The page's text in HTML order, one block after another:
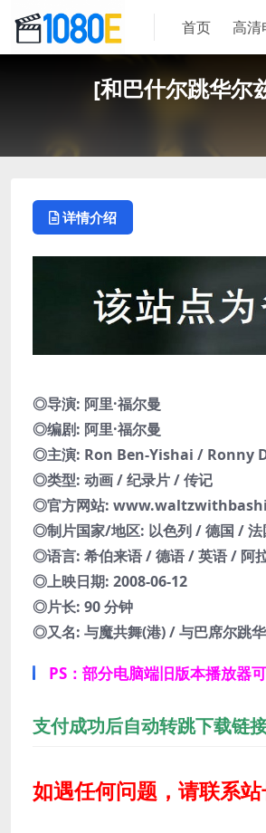
首页 高清
详情介绍
◎导演: 阿里·福尔曼
◎编剧: 阿里·福尔曼
◎主演: Ron Ben-Yishai / Ronny
◎类型: 动画 / 纪录片 / 传记
◎官方网站:
◎制片国家/地区: 以色列 / 德国 /
◎语言: 希伯来语 / 德语 / 英语 / 阿
◎上映日期: 2008-06-12
◎片长: 90 分钟
◎又名: 与魔共舞(港) / 与巴席尔
PS：部分电脑端旧版本播放器
支付成功后自动转跳下载链
如遇任何问题，请联系